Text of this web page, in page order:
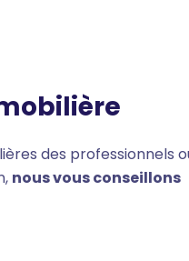
des professionnels
nous vous conseillons